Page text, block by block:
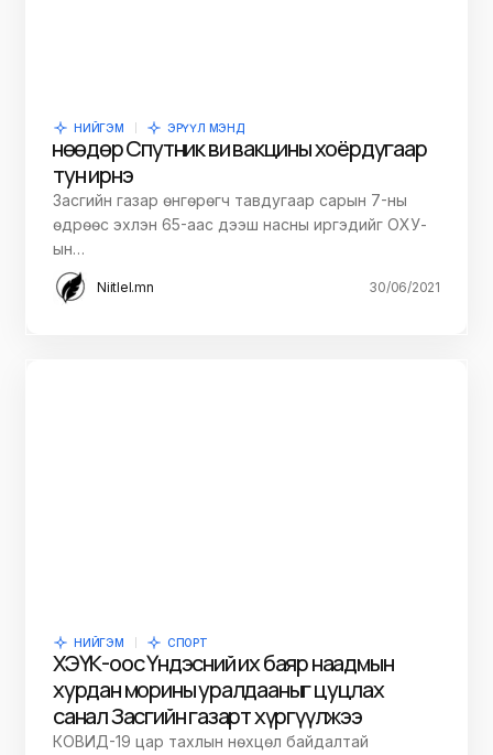
НИЙГЭМ ЭРҮҮЛ МЭНД
Өнөөдөр Спутник ви вакцины хоёрдугаар
тун ирнэ
Засгийн газар өнгөрөгч тавдугаар сарын 7-ны
өдрөөс эхлэн 65-аас дээш насны иргэдийг ОХУ-
ын…
Niitlel.mn 30/06/2021
НИЙГЭМ СПОРТ
ХЭҮК-оос Үндэсний их баяр наадмын
хурдан морины уралдааныг цуцлах
санал Засгийн газарт хүргүүлжээ
КОВИД-19 цар тахлын нөхцөл байдалтай